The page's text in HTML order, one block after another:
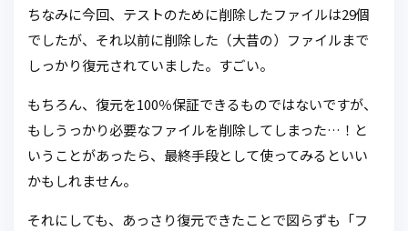
ちなみに今回、テストのために削除したファイルは29個
でしたが、それ以前に削除した（大昔の）ファイルまで
しっかり復元されていました。すごい。
もちろん、復元を100％保証できるものではないですが、
もしうっかり必要なファイルを削除してしまった…！と
いうことがあったら、最終手段として使ってみるといい
かもしれません。
それにしても、あっさり復元できたことで図らずも「フ